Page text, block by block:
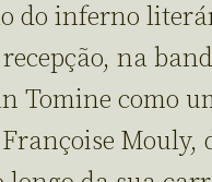
do inferno
na
Tomine como